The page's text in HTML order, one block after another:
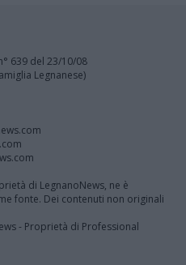
639 del 23/10/08
Legnanese)
di LegnanoNews, ne è
fonte. Dei contenuti non originali
- Proprietà di Professional